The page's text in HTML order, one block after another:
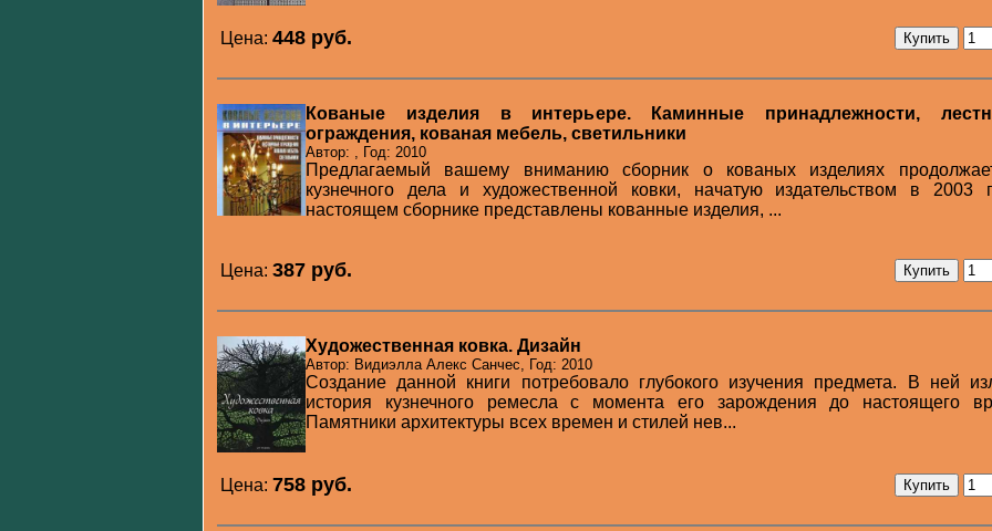
Цена: 448 pуб.
Кованые изделия в интерьере. Каминные принадлежности,
ограждения, кованая мебель, светильники
Автор: , Год: 2010
Предлагаемый вашему вниманию сборник о кованых изделиях
кузнечного дела и художественной ковки, начатую издательством в 2003
настоящем сборнике представлены кованные изделия, ...
Цена: 387 pуб.
Художественная ковка. Дизайн
Автор: Видиэлла Алекс Санчес, Год: 2010
Создание данной книги потребовало глубокого изучения предмета. В ней
история кузнечного ремесла с момента его зарождения до настоящего
Памятники архитектуры всех времен и стилей нев...
Цена: 758 pуб.